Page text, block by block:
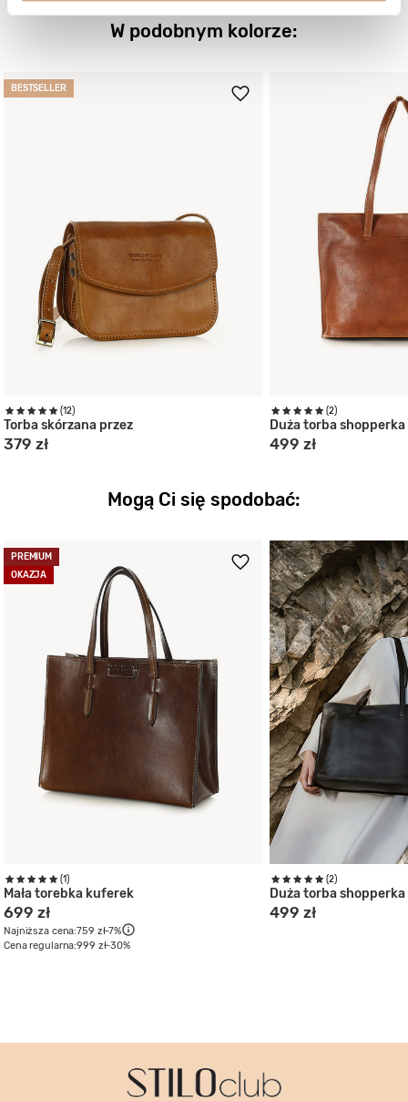
W podobnym kolorze:
BESTSELLER
(12)
Torba skórzana przez
379 zł
(2)
Duża torba shopperka
499 zł
Mogą Ci się spodobać:
PREMIUM
OKAZJA
(1)
Mała torebka kuferek
699 zł
Najniższa cena:759 zł-7%
Cena regularna:999 zł-30%
(2)
Duża torba shopperka
499 zł